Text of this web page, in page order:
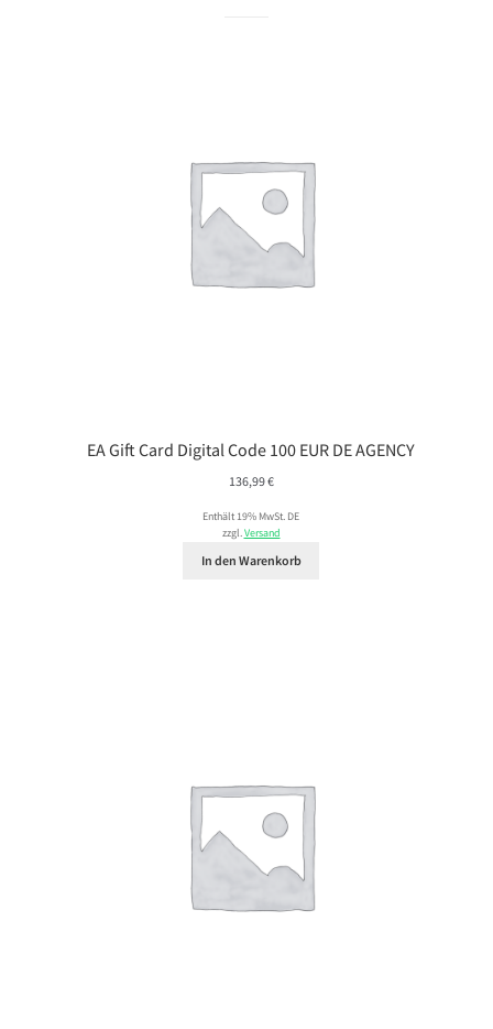
EA Gift Card Digital Code 100 EUR DE AGENCY
136,99€
Enthält 19% MwSt. DE
zzgl.Versand
In den Warenkorb